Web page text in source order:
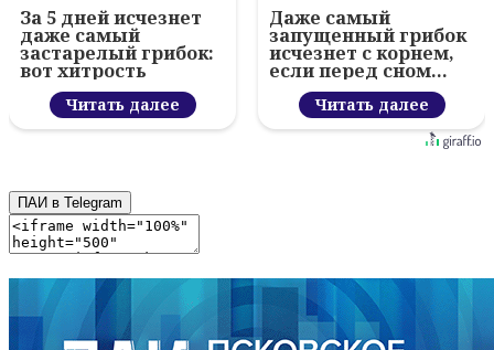
За 5 дней исчезнет
даже самый
застарелый грибок:
вот хитрость
Читать далее
Даже самый
запущенный грибок
исчезнет с корнем,
если перед сном…
Читать далее
ПАИ в Telegram